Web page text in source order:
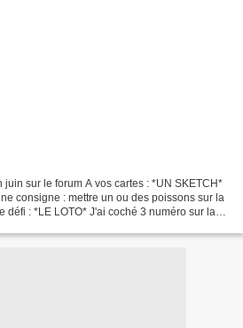
sur le forum A vos cartes : *UN SKETCH*
consigne : mettre un ou des poissons sur la
défi : *LE LOTO* J'ai coché 3 numéro sur la